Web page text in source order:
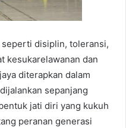
disiplin, toleransi,
kesukarelawanan dan
diterapkan dalam
sepanjang
jati diri yang kukuh
peranan generasi